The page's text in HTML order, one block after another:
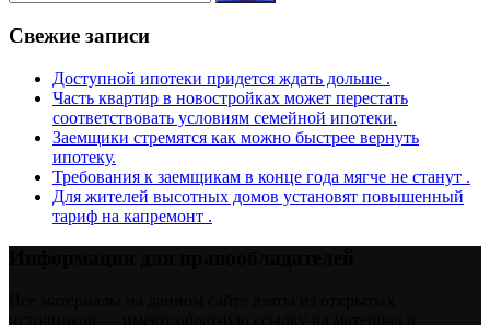
Свежие записи
Доступной ипотеки придется ждать дольше .
Часть квартир в новостройках может перестать
соответствовать условиям семейной ипотеки.
Заемщики стремятся как можно быстрее вернуть
ипотеку.
Требования к заемщикам в конце года мягче не станут .
Для жителей высотных домов установят повышенный
тариф на капремонт .